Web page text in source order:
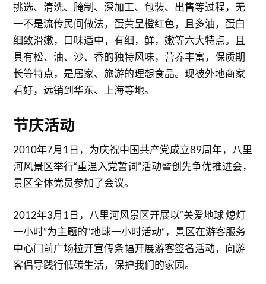
挑选、清洗、腌制、深加工、包装、出售等过程，无
一不是流传民间做法，蛋黄呈橙红色，且多油，蛋白
细致滑嫩，口味适中，有细，鲜，嫩等六大特点。且
具有松、油、沙、香的独特风味，营养丰富，保质期
长等特点，是居家、旅游的理想食品。现被外地商家
看好，远销到华东、上海等地。
节庆活动
2010年7月1日，为庆祝中国共产党成立89周年，八里
河风景区举行“重温入党誓词”活动暨创先争优推进会，
景区全体党员参加了会议。
2012年3月1日，八里河风景区开展以“关爱地球 熄灯
一小时”为主题的“地球一小时活动”，景区在游客服务
中心门前广场拉开宣传条幅开展游客签名活动，向游
客倡导践行低碳生活，保护我们的家园。